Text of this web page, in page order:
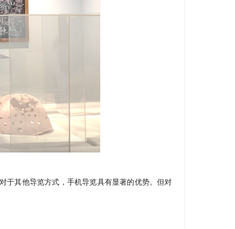
于其他导览方式，手机导览具有显著的优势。但对